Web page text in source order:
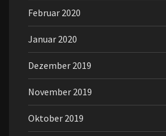
Februar 2020
Januar 2020
Dezember 2019
November 2019
Oktober 2019